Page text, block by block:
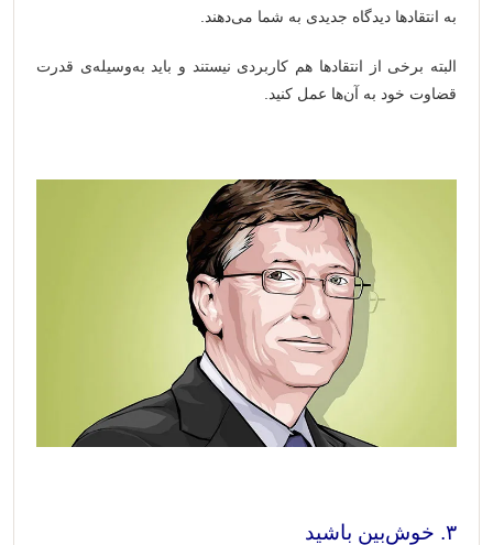
به انتقادها دیدگاه جدیدی به شما می‌دهند.
البته برخی از انتقادها هم کاربردی نیستند و باید به‌وسیله‌ی قدرت
قضاوت خود به آن‌ها عمل کنید.
۳. خوش‌بین باشید